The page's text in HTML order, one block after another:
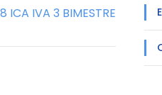
ICA IVA 3 BIMESTRE